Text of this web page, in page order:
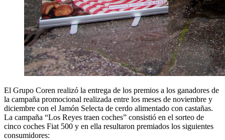
El Grupo Coren realizó la entrega de los premios a los ganadores de
la campaña promocional realizada entre los meses de noviembre y
diciembre con el Jamón Selecta de cerdo alimentado con castañas.
La campaña “Los Reyes traen coches” consistió en el sorteo de
cinco coches Fiat 500 y en ella resultaron premiados los siguientes
consumidores: